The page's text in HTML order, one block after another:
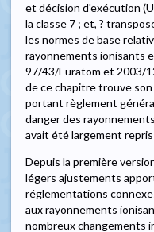
et décision d'exécution
la classe 7 ; et, ?
les normes de base
rayonnements ionisants
97/43/Euratom et 2003/
de ce chapitre trouve
portant règlement
danger des
avait été largement
Depuis la première
légers ajustements
réglementations
aux rayonnements
nombreux changements